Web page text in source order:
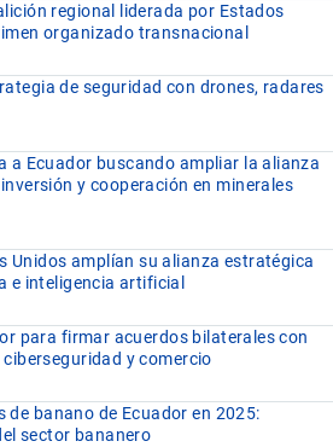
regional liderada por Estados
organizado transnacional
de seguridad con drones, radares
a Ecuador buscando ampliar la alianza
y cooperación en minerales
Unidos amplían su alianza estratégica
e inteligencia artificial
para firmar acuerdos bilaterales con
y comercio
banano de Ecuador en 2025:
sector bananero